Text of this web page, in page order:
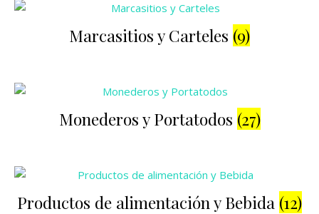
Marcasitios y Carteles (9)
Monederos y Portatodos (27)
Productos de alimentación y Bebida (12)